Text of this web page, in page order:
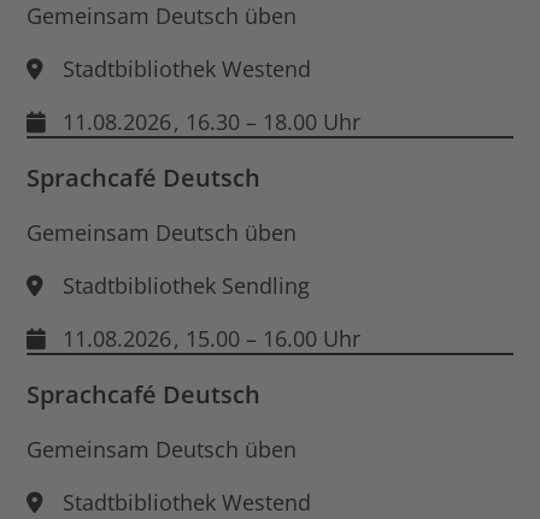
Gemeinsam Deutsch üben
Stadtbibliothek Westend
11.08.2026, 16.30 – 18.00 Uhr
Sprachcafé Deutsch
Gemeinsam Deutsch üben
Stadtbibliothek Sendling
11.08.2026, 15.00 – 16.00 Uhr
Sprachcafé Deutsch
Gemeinsam Deutsch üben
Stadtbibliothek Westend